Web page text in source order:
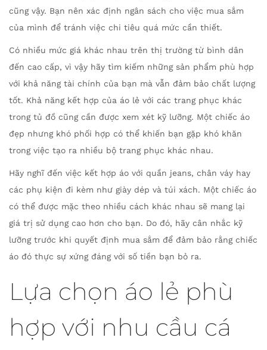
cũng vậy. Bạn nên xác định ngân sách cho việc mua sắm
của mình để tránh việc chi tiêu quá mức cần thiết.
Có nhiều mức giá khác nhau trên thị trường từ bình dân
đến cao cấp, vì vậy hãy tìm kiếm những sản phẩm phù hợp
với khả năng tài chính của bạn mà vẫn đảm bảo chất lượng
tốt. Khả năng kết hợp của áo lẻ với các trang phục khác
trong tủ đồ cũng cần được xem xét kỹ lưỡng. Một chiếc áo
đẹp nhưng khó phối hợp có thể khiến bạn gặp khó khăn
trong việc tạo ra nhiều bộ trang phục khác nhau.
Hãy nghĩ đến việc kết hợp áo với quần jeans, chân váy hay
các phụ kiện đi kèm như giày dép và túi xách. Một chiếc áo
có thể được mặc theo nhiều cách khác nhau sẽ mang lại
giá trị sử dụng cao hơn cho bạn. Do đó, hãy cân nhắc kỹ
lưỡng trước khi quyết định mua sắm để đảm bảo rằng chiếc
áo đó thực sự xứng đáng với số tiền bạn bỏ ra.
Lựa chọn áo lẻ phù
hợp với nhu cầu cá